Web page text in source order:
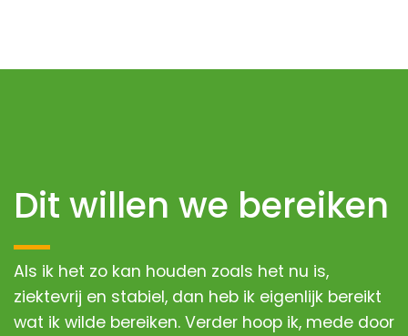
Dit willen we bereiken
Als ik het zo kan houden zoals het nu is,
ziektevrij en stabiel, dan heb ik eigenlijk bereikt
wat ik wilde bereiken. Verder hoop ik, mede door